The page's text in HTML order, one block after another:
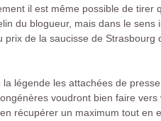
il est même possible de tirer
du blogueur, mais dans le
de la saucisse de
légende les attachées de
voudront bien faire
récupérer un maximum tout en